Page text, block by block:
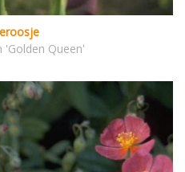
'Golden Queen'